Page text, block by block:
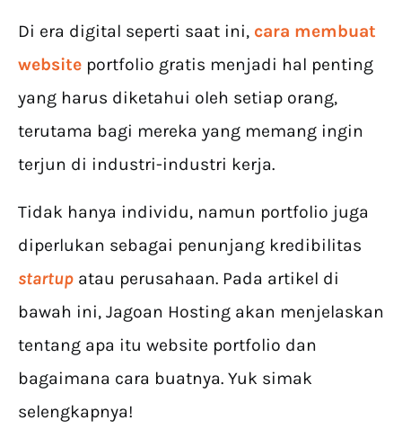
Di era digital seperti saat ini, cara membuat
website portfolio gratis menjadi hal penting
yang harus diketahui oleh setiap orang,
terutama bagi mereka yang memang ingin
terjun di industri-industri kerja.
Tidak hanya individu, namun portfolio juga
diperlukan sebagai penunjang kredibilitas
startup atau perusahaan. Pada artikel di
bawah ini, Jagoan Hosting akan menjelaskan
tentang apa itu website portfolio dan
bagaimana cara buatnya. Yuk simak
selengkapnya!